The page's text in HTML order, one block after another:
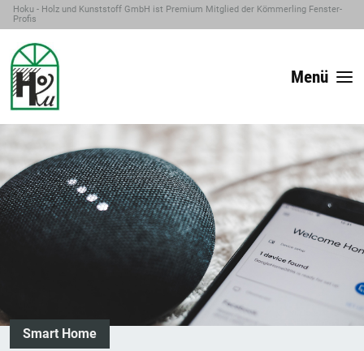
Hoku - Holz und Kunststoff GmbH ist Premium Mitglied der Kömmerling Fenster-
Profis
Menü
Smart Home